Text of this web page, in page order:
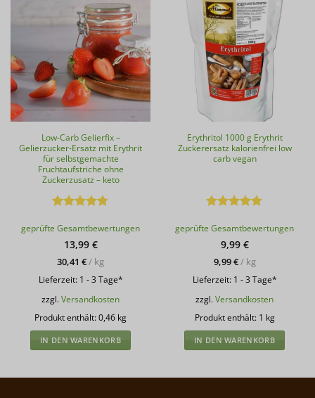
Low-Carb Gelierfix –
Gelierzucker-Ersatz mit Erythrit
für selbstgemachte
Fruchtaufstriche ohne
Zuckerzusatz – keto
mit4.78
von 5
geprüfte Gesamtbewertungen
13,99 €
30,41 €/ kg
Lieferzeit: 1 - 3 Tage*
zzgl.Versandkosten
Produkt enthält: 0,46 kg
IN DEN WARENKORB
Erythritol 1000 g Erythrit
Zuckerersatz kalorienfrei low
carb vegan
mit5von
geprüfte Gesamtbewertungen
9,99 €
9,99€/ kg
Lieferzeit: 1 - 3 Tage*
zzgl.Versandkosten
Produkt enthält: 1 kg
IN DEN WARENKORB